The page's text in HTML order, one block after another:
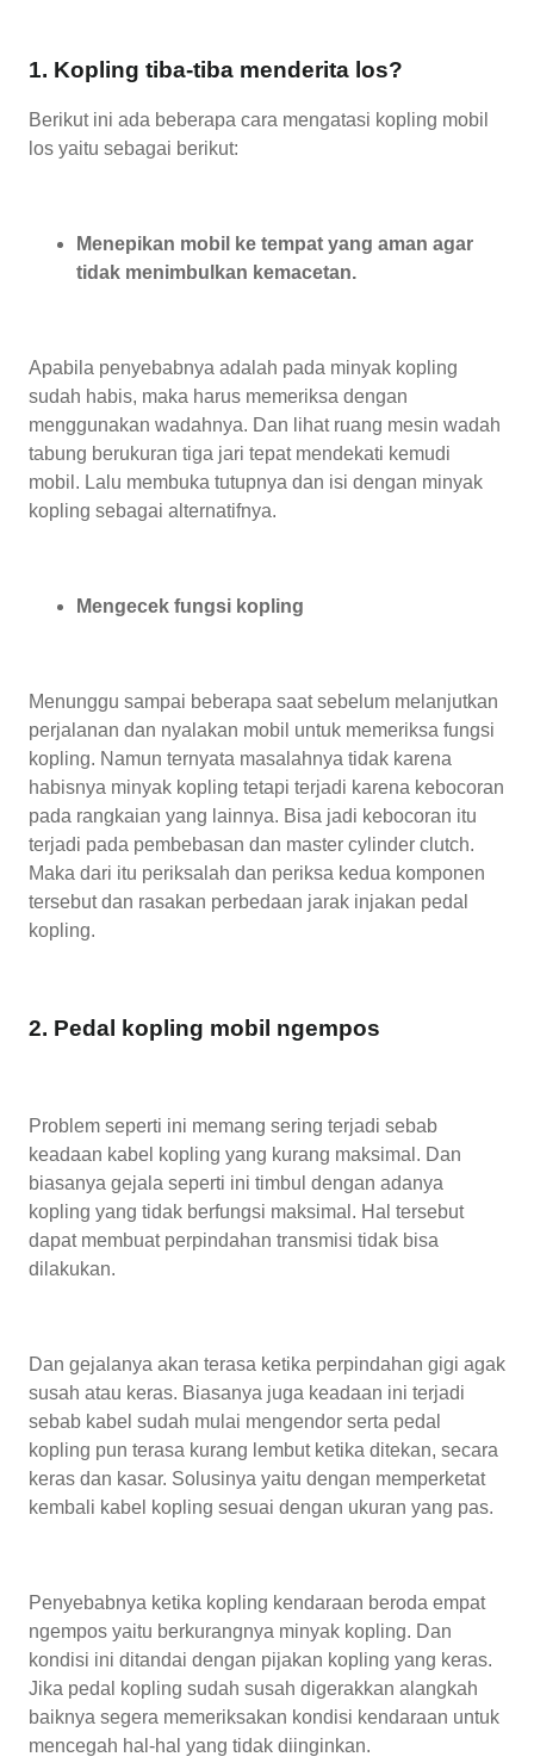
1. Kopling tiba-tiba menderita los?
Berikut ini ada beberapa cara mengatasi kopling mobil
los yaitu sebagai berikut:
Menepikan mobil ke tempat yang aman agar
tidak menimbulkan kemacetan.
Apabila penyebabnya adalah pada minyak kopling
sudah habis, maka harus memeriksa dengan
menggunakan wadahnya. Dan lihat ruang mesin wadah
tabung berukuran tiga jari tepat mendekati kemudi
mobil. Lalu membuka tutupnya dan isi dengan minyak
kopling sebagai alternatifnya.
Mengecek fungsi kopling
Menunggu sampai beberapa saat sebelum melanjutkan
perjalanan dan nyalakan mobil untuk memeriksa fungsi
kopling. Namun ternyata masalahnya tidak karena
habisnya minyak kopling tetapi terjadi karena kebocoran
pada rangkaian yang lainnya. Bisa jadi kebocoran itu
terjadi pada pembebasan dan master cylinder clutch.
Maka dari itu periksalah dan periksa kedua komponen
tersebut dan rasakan perbedaan jarak injakan pedal
kopling.
2. Pedal kopling mobil ngempos
Problem seperti ini memang sering terjadi sebab
keadaan kabel kopling yang kurang maksimal. Dan
biasanya gejala seperti ini timbul dengan adanya
kopling yang tidak berfungsi maksimal. Hal tersebut
dapat membuat perpindahan transmisi tidak bisa
dilakukan.
Dan gejalanya akan terasa ketika perpindahan gigi agak
susah atau keras. Biasanya juga keadaan ini terjadi
sebab kabel sudah mulai mengendor serta pedal
kopling pun terasa kurang lembut ketika ditekan, secara
keras dan kasar. Solusinya yaitu dengan memperketat
kembali kabel kopling sesuai dengan ukuran yang pas.
Penyebabnya ketika kopling kendaraan beroda empat
ngempos yaitu berkurangnya minyak kopling. Dan
kondisi ini ditandai dengan pijakan kopling yang keras.
Jika pedal kopling sudah susah digerakkan alangkah
baiknya segera memeriksakan kondisi kendaraan untuk
mencegah hal-hal yang tidak diinginkan.